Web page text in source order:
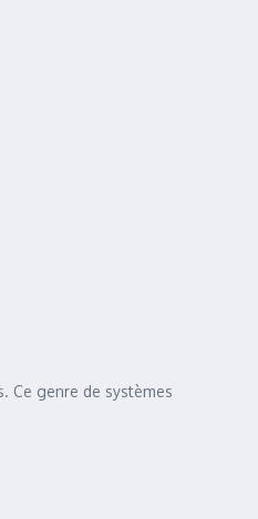
Ce genre de systèmes